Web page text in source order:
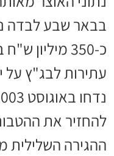
בבאר שבע לבדה
כ-350
עתירות לבג"ץ על
להחזיר את
ההגירה